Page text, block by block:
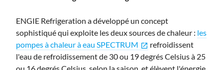
ENGIE Refrigeration a développé un concept
sophistiqué qui exploite les deux sources de chaleur : les
pompes à chaleur à eau SPECTRUM open_in_new refroidissent
l'eau de refroidissement de 30 ou 19 degrés Celsius à 25